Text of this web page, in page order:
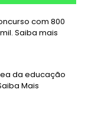
com 800
Saiba mais
da educação
Mais